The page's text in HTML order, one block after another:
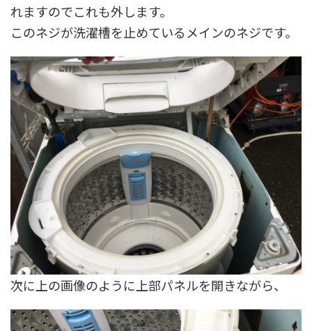
れますのでこれも外します。
このネジが洗濯槽を止めているメインのネジです。
次に上の画像のように上部パネルを開きながら、